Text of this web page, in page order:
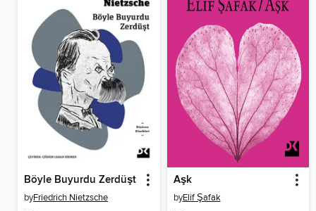
Böyle Buyurdu Zerdüşt
byFriedrich Nietzsche
Aşk
byElif Şafak